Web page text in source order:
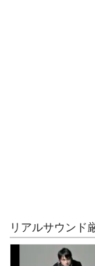
リアルサウンド